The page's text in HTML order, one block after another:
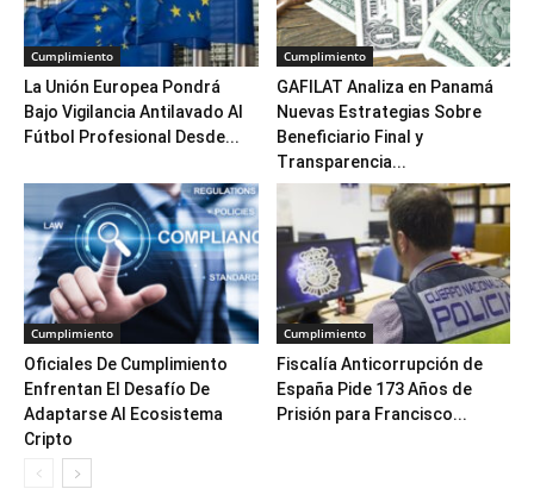
Cumplimiento
La Unión Europea Pondrá
Bajo Vigilancia Antilavado Al
Fútbol Profesional Desde...
Cumplimiento
GAFILAT Analiza en Panamá
Nuevas Estrategias Sobre
Beneficiario Final y
Transparencia...
Cumplimiento
Oficiales De Cumplimiento
Enfrentan El Desafío De
Adaptarse Al Ecosistema
Cripto
Cumplimiento
Fiscalía Anticorrupción de
España Pide 173 Años de
Prisión para Francisco...